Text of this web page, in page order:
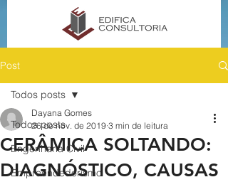
Post
Todos posts
Engenharia Civil
Empreendedorismo
Todos posts
CERÂMICA SOLTANDO:
DIAGNÓSTICO, CAUSAS
Dayana Gomes
26 de nov. de 2019 3 min de leitura